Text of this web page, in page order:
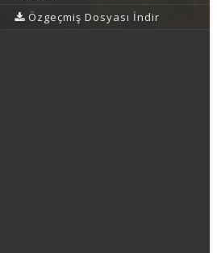
Özgeçmiş Dosyası İndir